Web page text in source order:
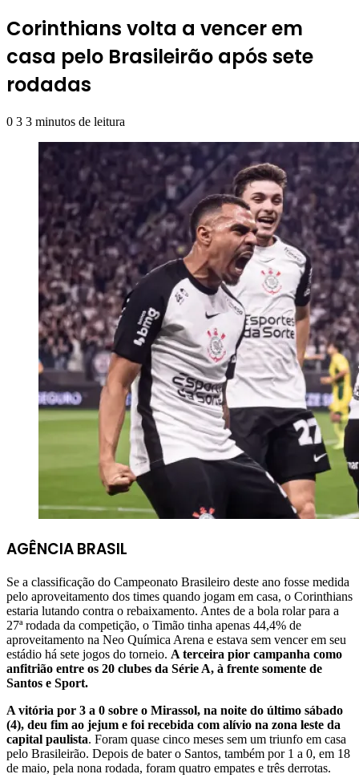
Corinthians volta a vencer em
casa pelo Brasileirão após sete
rodadas
0 3 3 minutos de leitura
AGÊNCIA BRASIL
Se a classificação do Campeonato Brasileiro deste ano fosse medida
pelo aproveitamento dos times quando jogam em casa, o Corinthians
estaria lutando contra o rebaixamento. Antes de a bola rolar para a
27ª rodada da competição, o Timão tinha apenas 44,4% de
aproveitamento na Neo Química Arena e estava sem vencer em seu
estádio há sete jogos do torneio. A terceira pior campanha como
anfitrião entre os 20 clubes da Série A, à frente somente de
Santos e Sport.
A vitória por 3 a 0 sobre o Mirassol, na noite do último sábado
(4), deu fim ao jejum e foi recebida com alívio na zona leste da
capital paulista. Foram quase cinco meses sem um triunfo em casa
pelo Brasileirão. Depois de bater o Santos, também por 1 a 0, em 18
de maio, pela nona rodada, foram quatro empates e três derrotas.